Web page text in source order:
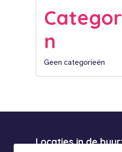
n
Geen categorieën
Locaties in de